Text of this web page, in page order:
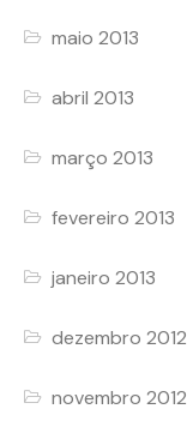
maio 2013
abril 2013
março 2013
fevereiro 2013
janeiro 2013
dezembro 2012
novembro 2012